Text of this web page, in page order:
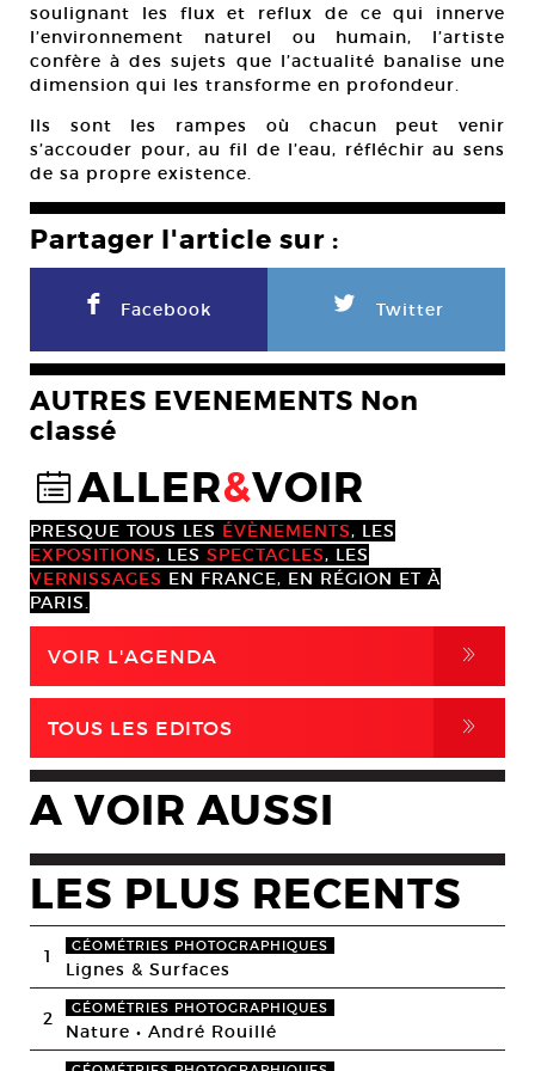
soulignant les flux et reflux de ce qui innerve
l’environnement naturel ou humain, l’artiste
confère à des sujets que l’actualité banalise une
dimension qui les transforme en profondeur.
Ils sont les rampes où chacun peut venir
s’accouder pour, au fil de l’eau, réfléchir au sens
de sa propre existence.
Partager l'article sur :
F Facebook L Twitter
AUTRES EVENEMENTS Non
classé
@ALLER&VOIR
PRESQUE TOUS LES ÉVÈNEMENTS, LES
EXPOSITIONS, LES SPECTACLES, LES
VERNISSAGES EN FRANCE, EN RÉGION ET À
PARIS.
VOIR L'AGENDA ,
TOUS LES EDITOS ,
A VOIR AUSSI
LES PLUS RECENTS
1 GÉOMÉTRIES PHOTOGRAPHIQUES
Lignes & Surfaces
2 GÉOMÉTRIES PHOTOGRAPHIQUES
Nature • André Rouillé